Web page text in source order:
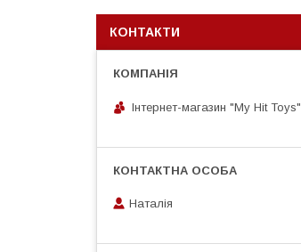
КОНТАКТИ
Інтернет-магазин "My Hit Toys"
Наталія